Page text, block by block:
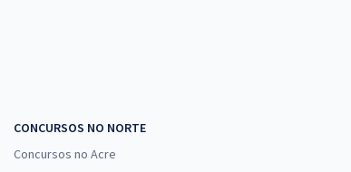
CONCURSOS NO NORTE
Concursos no Acre